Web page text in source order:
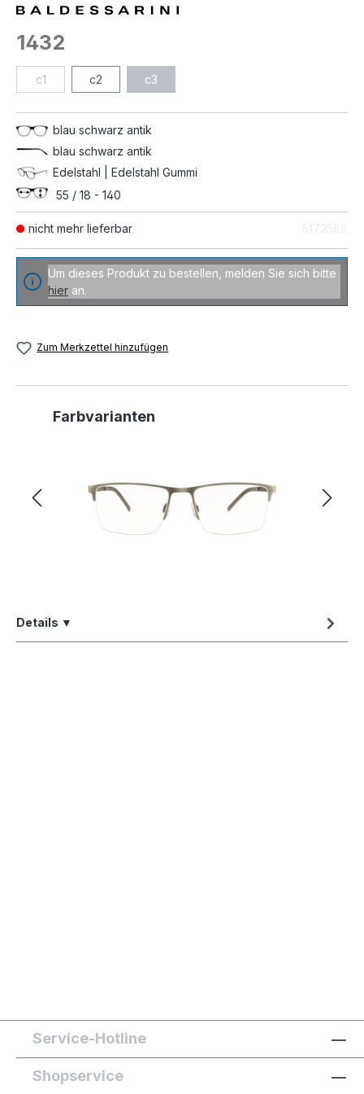
nicht mehr lieferbar
1432
c1 c2 c3
blau schwarz antik
blau schwarz antik
Edelstahl | Edelstahl Gummi
55 / 18 - 140
Um dieses Produkt zu bestellen, melden Sie sich bitte
hier an.
Zum Merkzettel hinzufügen
Produktgalerie überspringen
Farbvarianten
Details ▼
Service-Hotline
Shopservice